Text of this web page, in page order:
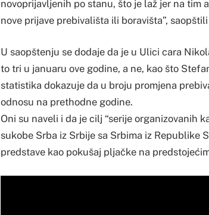
novoprijavljenih po stanu, što je laž jer na tim
nove prijave prebivališta ili boravišta”,
U saopštenju se dodaje da je u Ulici cara
to tri u januaru ove godine, a ne, kao što
statistika dokazuje da u broju promjena
odnosu na prethodne godine.
Oni su naveli i da je cilj “serije organizovanih
sukobe Srba iz Srbije sa Srbima iz Republike
predstave kao pokušaj pljačke na